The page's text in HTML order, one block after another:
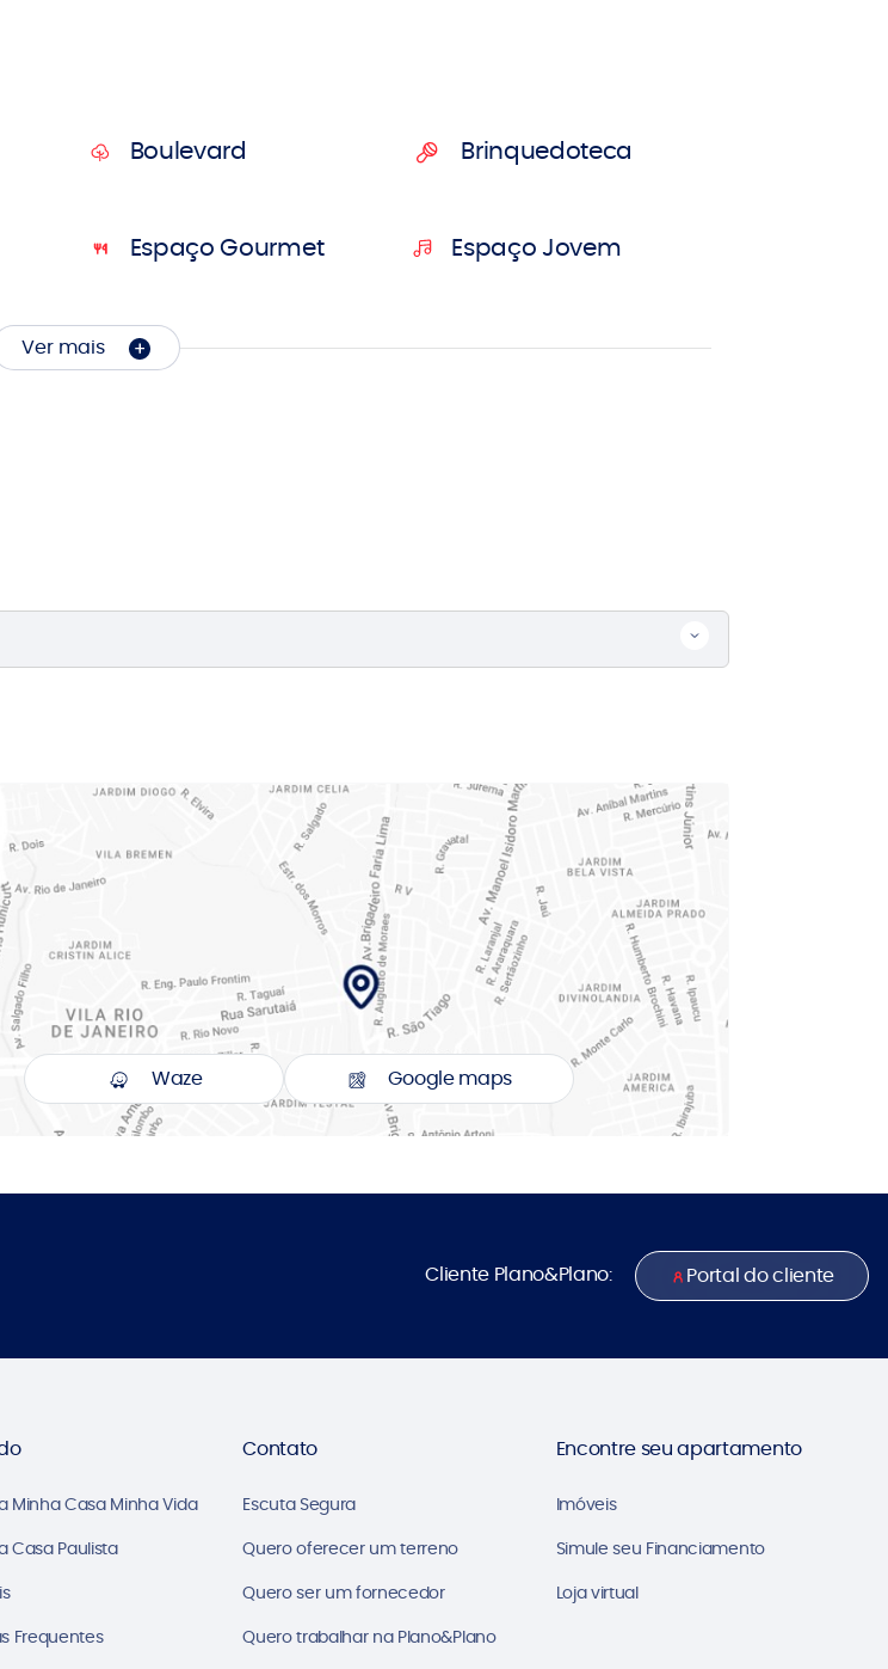
Boulevard Brinquedoteca
Espaço Gourmet Espaço Jovem
Ver mais
Waze Google maps
Cliente Plano&Plano: Portal do cliente
Minha Casa Minha Vida
Casa Paulista
Frequentes
Contato
Escuta Segura
Quero oferecer um terreno
Quero ser um fornecedor
Quero trabalhar na Plano&Plano
Encontre seu apartamento
Imóveis
Simule seu Financiamento
Loja virtual